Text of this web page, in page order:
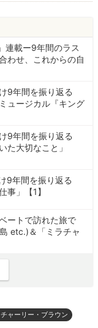
載ー9年間のラス
わせ、これからの自
9年間を振り返る
ュージカル『キング
9年間を振り返る
た大切なこと」
9年間を振り返る
事」【1】
ートで訪れた旅で
etc.)＆「ミラチャ
ャーリー・ブラウン